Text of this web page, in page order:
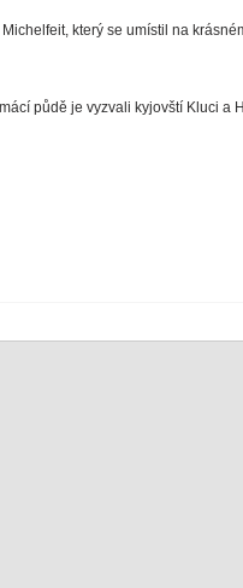
který se umístil na
půdě je vyzvali kyjovští Kluci a